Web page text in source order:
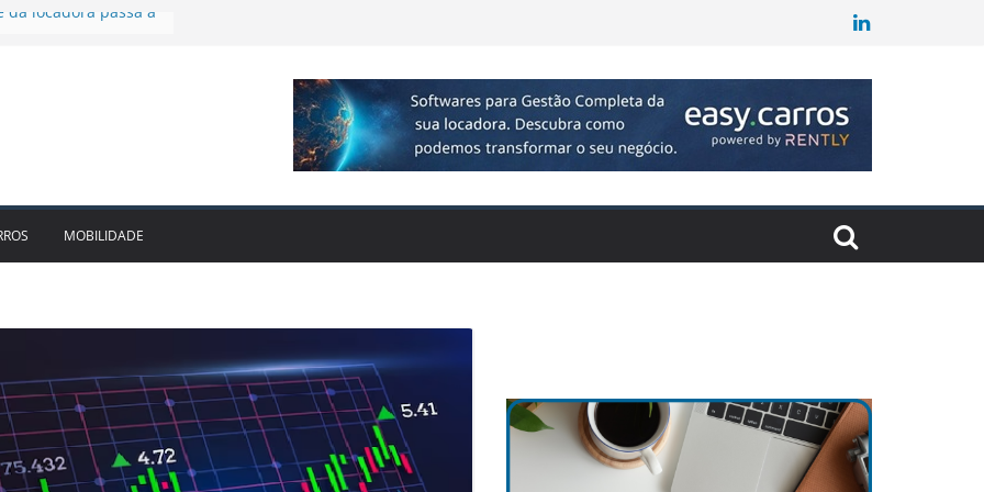
leva Localiza
novo modelo de
e fragilidades da
MOBILIDADE